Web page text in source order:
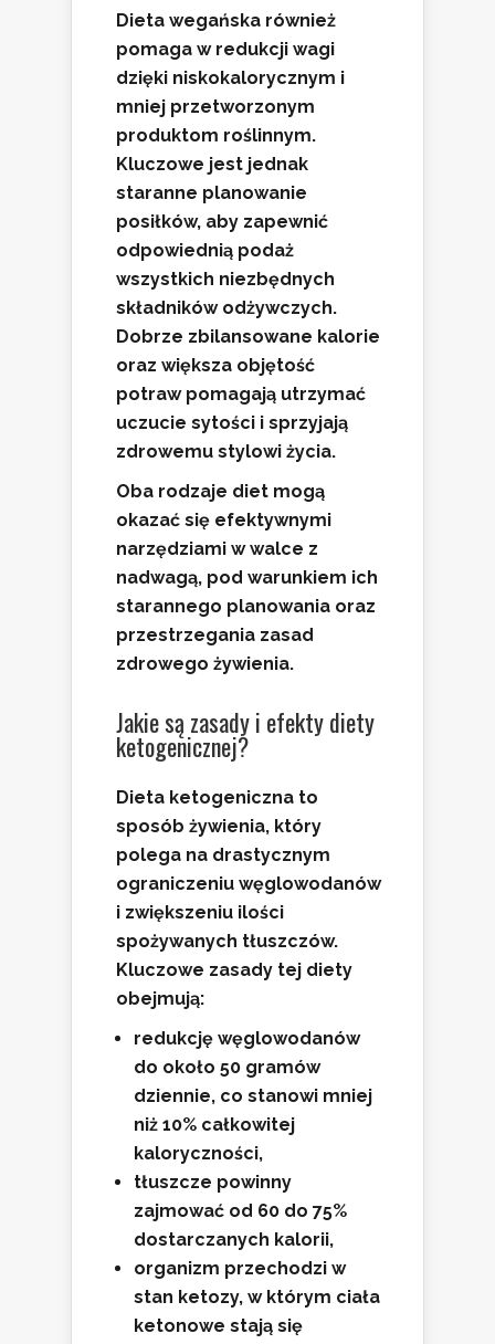
Dieta wegańska również
pomaga w redukcji wagi
dzięki niskokalorycznym i
mniej przetworzonym
produktom roślinnym.
Kluczowe jest jednak
staranne planowanie
posiłków, aby zapewnić
odpowiednią podaż
wszystkich niezbędnych
składników odżywczych.
Dobrze zbilansowane kalorie
oraz większa objętość
potraw pomagają utrzymać
uczucie sytości i sprzyjają
zdrowemu stylowi życia.
Oba rodzaje diet mogą
okazać się efektywnymi
narzędziami w walce z
nadwagą, pod warunkiem ich
starannego planowania oraz
przestrzegania zasad
zdrowego żywienia.
Jakie są zasady i efekty diety
ketogenicznej?
Dieta ketogeniczna to
sposób żywienia, który
polega na drastycznym
ograniczeniu węglowodanów
i zwiększeniu ilości
spożywanych tłuszczów.
Kluczowe zasady tej diety
obejmują:
redukcję węglowodanów
do około 50 gramów
dziennie, co stanowi mniej
niż 10% całkowitej
kaloryczności,
tłuszcze powinny
zajmować od 60 do 75%
dostarczanych kalorii,
organizm przechodzi w
stan ketozy, w którym ciała
ketonowe stają się